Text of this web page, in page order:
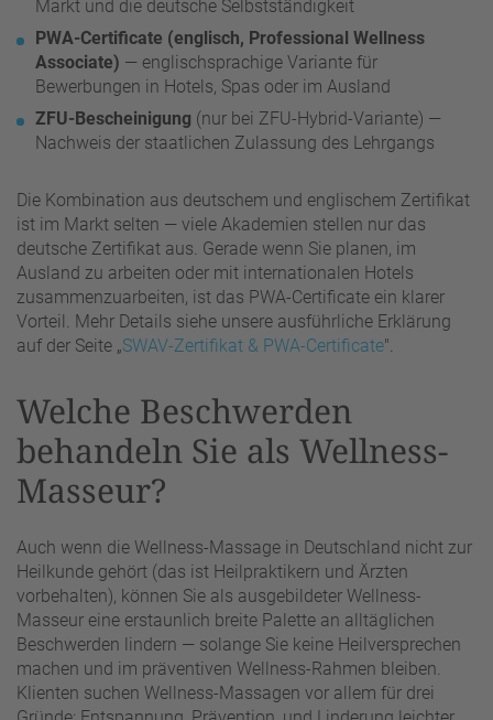
Markt und die deutsche Selbstständigkeit
PWA-Certificate (englisch, Professional Wellness
Associate) — englischsprachige Variante für
Bewerbungen in Hotels, Spas oder im Ausland
ZFU-Bescheinigung (nur bei ZFU-Hybrid-Variante) —
Nachweis der staatlichen Zulassung des Lehrgangs
Die Kombination aus deutschem und englischem Zertifikat
ist im Markt selten — viele Akademien stellen nur das
deutsche Zertifikat aus. Gerade wenn Sie planen, im
Ausland zu arbeiten oder mit internationalen Hotels
zusammenzuarbeiten, ist das PWA-Certificate ein klarer
Vorteil. Mehr Details siehe unsere ausführliche Erklärung
auf der Seite „SWAV-Zertifikat & PWA-Certificate".
Welche Beschwerden
behandeln Sie als Wellness-
Masseur?
Auch wenn die Wellness-Massage in Deutschland nicht zur
Heilkunde gehört (das ist Heilpraktikern und Ärzten
vorbehalten), können Sie als ausgebildeter Wellness-
Masseur eine erstaunlich breite Palette an alltäglichen
Beschwerden lindern — solange Sie keine Heilversprechen
machen und im präventiven Wellness-Rahmen bleiben.
Klienten suchen Wellness-Massagen vor allem für drei